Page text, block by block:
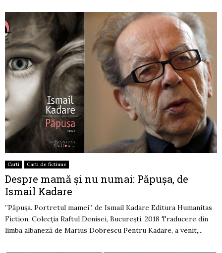
Carti Carti de fictiune
Despre mamă și nu numai: Păpușa, de
Ismail Kadare
”Păpușa. Portretul mamei”, de Ismail Kadare Editura Humanitas
Fiction, Colecția Raftul Denisei, București, 2018 Traducere din
limba albaneză de Marius Dobrescu Pentru Kadare, a venit,...